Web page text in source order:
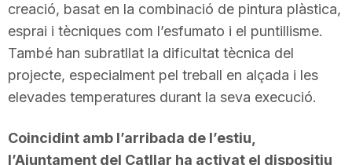
creació, basat en la combinació de pintura plàstica,
esprai i tècniques com l’esfumato i el puntillisme.
També han subratllat la dificultat tècnica del
projecte, especialment pel treball en alçada i les
elevades temperatures durant la seva execució.
Coincidint amb l’arribada de l’estiu,
l’Ajuntament del Catllar ha activat el dispositiu